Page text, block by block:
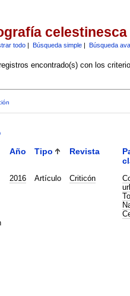
celestinesca
todo| Búsqueda simple| Búsqueda
encontrado(s) con los
Año Tipo Revista
2016 Artículo Criticón